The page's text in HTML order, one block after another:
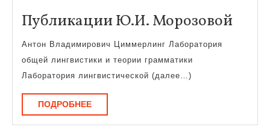
Публикации Ю.И. Морозовой
Антон Владимирович Циммерлинг Лаборатория
общей лингвистики и теории грамматики
Лаборатория лингвистической (далее…)
ПОДРОБНЕЕПОДРОБНЕЕ